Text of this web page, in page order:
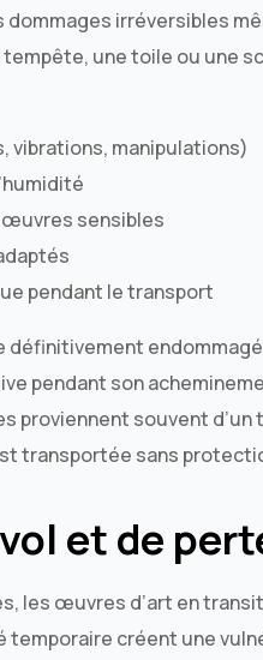
irréversibles
tempête, une toile ou une
vibrations, manipulations)
œuvres sensibles
pendant le transport
définitivement
pendant son
proviennent souvent
transportée sans
et de
les œuvres d’art en
temporaire créent une